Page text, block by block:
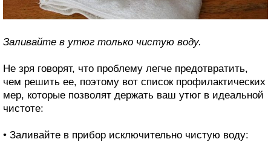
Заливайте в утюг только чистую воду.
Не зря говорят, что проблему легче предотвратить,
чем решить ее, поэтому вот список профилактических
мер, которые позволят держать ваш утюг в идеальной
чистоте:
• Заливайте в прибор исключительно чистую воду: